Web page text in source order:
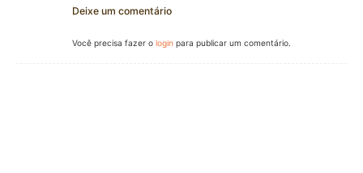
Deixe um comentário
Você precisa fazer o login para publicar um comentário.